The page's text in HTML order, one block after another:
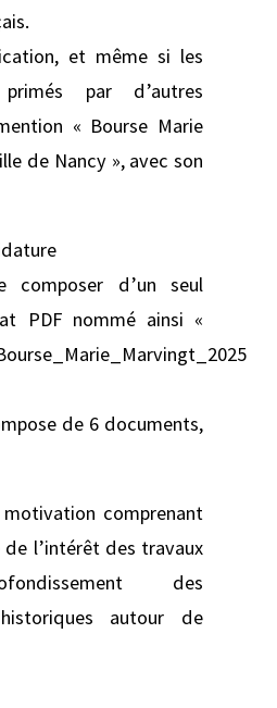
et même si les
par d’autres
« Bourse Marie
de Nancy », avec son
composer d’un seul
PDF nommé ainsi «
de 6 documents,
comprenant
de l’intérêt des travaux
des
historiques autour de